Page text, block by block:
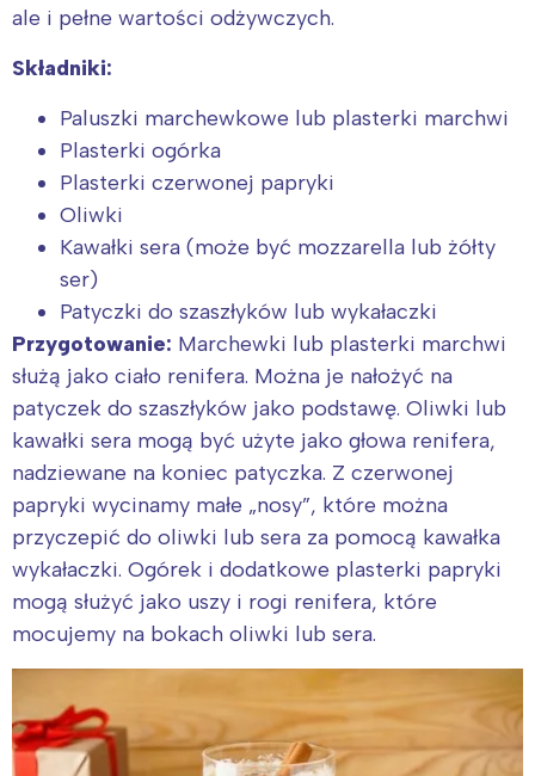
ale i pełne wartości odżywczych.
Składniki:
Paluszki marchewkowe lub plasterki marchwi
Plasterki ogórka
Plasterki czerwonej papryki
Oliwki
Kawałki sera (może być mozzarella lub żółty
ser)
Patyczki do szaszłyków lub wykałaczki
Przygotowanie: Marchewki lub plasterki marchwi
służą jako ciało renifera. Można je nałożyć na
patyczek do szaszłyków jako podstawę. Oliwki lub
kawałki sera mogą być użyte jako głowa renifera,
nadziewane na koniec patyczka. Z czerwonej
papryki wycinamy małe „nosy”, które można
przyczepić do oliwki lub sera za pomocą kawałka
wykałaczki. Ogórek i dodatkowe plasterki papryki
mogą służyć jako uszy i rogi renifera, które
mocujemy na bokach oliwki lub sera.